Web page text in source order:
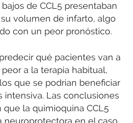
de CCL5 presentaban
volumen de infarto, algo
con un peor pronóstico.
qué pacientes van a
a la terapia habitual,
que se podrían beneficiar
intensiva. Las conclusiones
que la quimioquina CCL5
neuroprotectora en el caso